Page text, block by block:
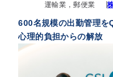
運輸業，郵便業
600名規模の出勤管理を
心理的負担からの解放